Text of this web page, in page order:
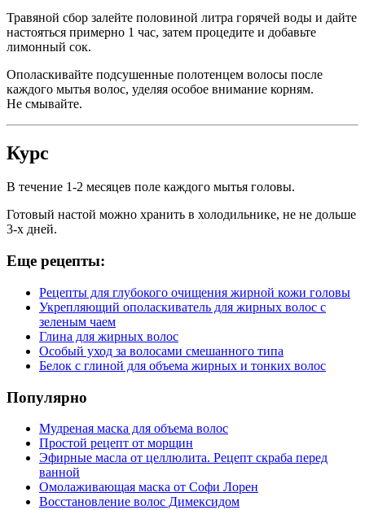
Травяной сбор залейте половиной литра горячей воды и дайте
настояться примерно 1 час, затем процедите и добавьте
лимонный сок.
Ополаскивайте подсушенные полотенцем волосы после
каждого мытья волос, уделяя особое внимание корням.
Не смывайте.
Курс
В течение 1-2 месяцев поле каждого мытья головы.
Готовый настой можно хранить в холодильнике, не не дольше
3-х дней.
Еще рецепты:
Рецепты для глубокого очищения жирной кожи головы
Укрепляющий ополаскиватель для жирных волос с
зеленым чаем
Глина для жирных волос
Особый уход за волосами смешанного типа
Белок с глиной для объема жирных и тонких волос
Популярно
Мудреная маска для объема волос
Простой рецепт от морщин
Эфирные масла от целлюлита. Рецепт скраба перед
ванной
Омолаживающая маска от Софи Лорен
Восстановление волос Димексидом